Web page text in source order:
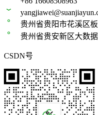
贵州省贵阳市花溪区
贵州省贵安新区大数
CSDN号